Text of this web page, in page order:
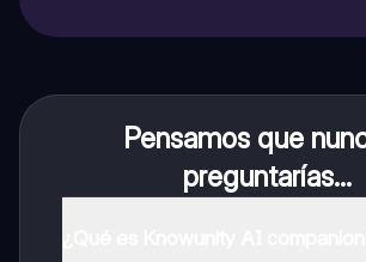
Pensamos que
preguntarías...